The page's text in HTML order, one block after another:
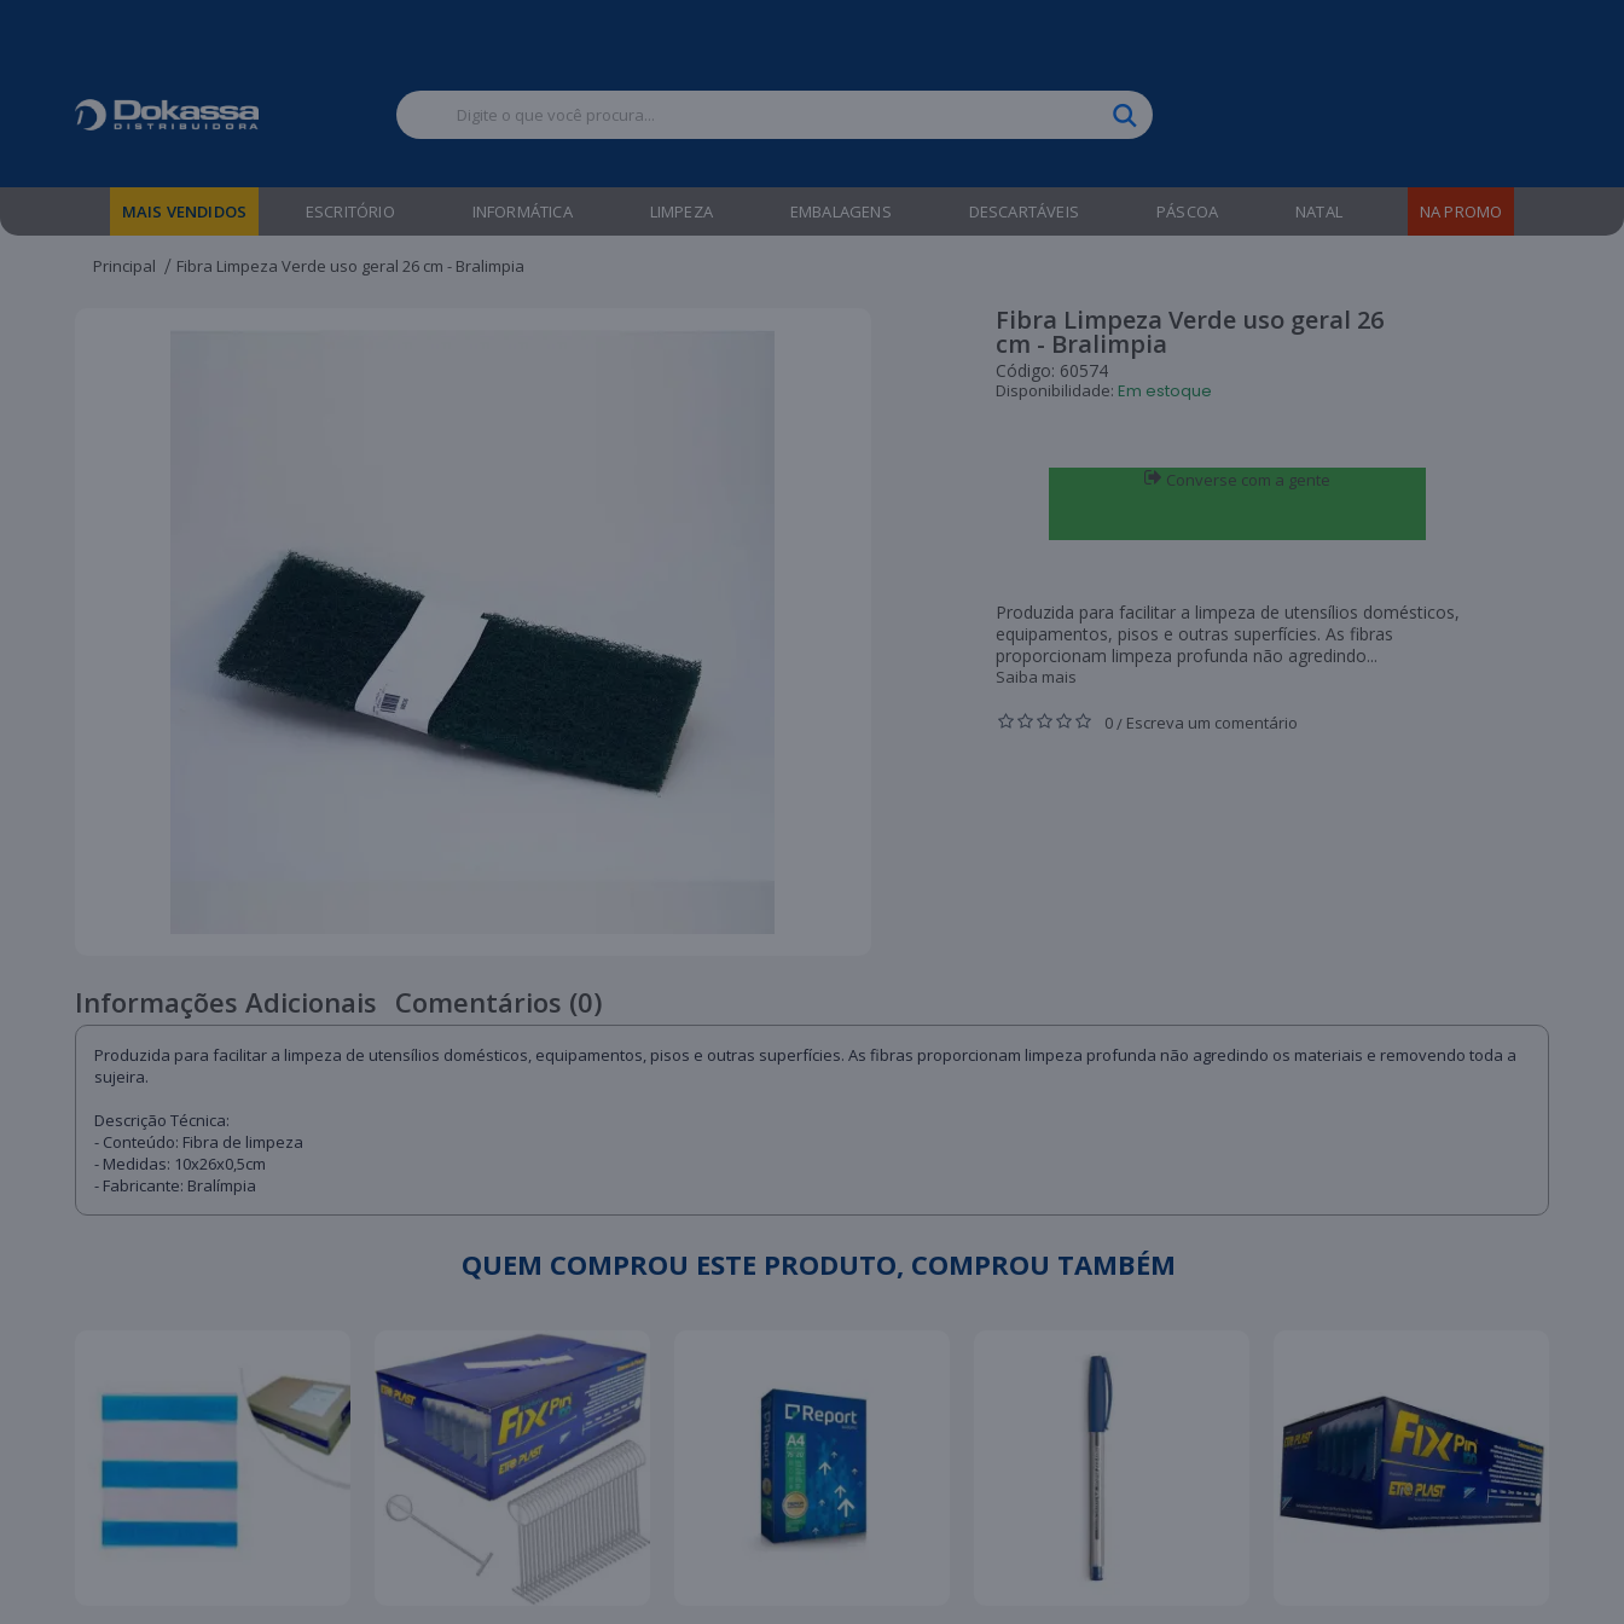
MAIS VENDIDOS ESCRITÓRIO INFORMÁTICA LIMPEZA EMBALAGENS DESCARTÁVEIS PÁSCOA NATAL NA PROMO
Principal Fibra Limpeza Verde uso geral 26 cm - Bralimpia
Fibra Limpeza Verde uso geral 26
cm - Bralimpia
Código: 60574
Disponibilidade: Em estoque
Converse com a gente
Produzida para facilitar a limpeza de utensílios domésticos,
equipamentos, pisos e outras superfícies. As fibras
proporcionam limpeza profunda não agredindo...
Saiba mais
0/ Escreva um comentário
Informações Adicionais Comentários (0)
Produzida para facilitar a limpeza de utensílios domésticos, equipamentos, pisos e outras superfícies. As fibras proporcionam limpeza profunda não agredindo os materiais e removendo toda a
sujeira.
Descrição Técnica:
- Conteúdo: Fibra de limpeza
- Medidas: 10x26x0,5cm
- Fabricante: Bralímpia
QUEM COMPROU ESTE PRODUTO, COMPROU TAMBÉM